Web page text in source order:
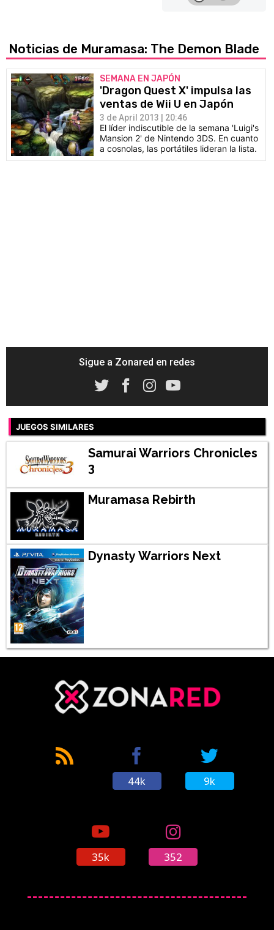
Noticias de Muramasa: The Demon Blade
SEMANA EN JAPÓN
'Dragon Quest X' impulsa las
ventas de Wii U en Japón
3 de April 2013 | 20:46
El líder indiscutible de la semana 'Luigi's
Mansion 2' de Nintendo 3DS. En cuanto
a cosnolas, las portátiles lideran la lista.
Sigue a Zonared en redes
JUEGOS SIMILARES
Samurai Warriors Chronicles
3
Muramasa Rebirth
Dynasty Warriors Next
44k 9k
35k 352